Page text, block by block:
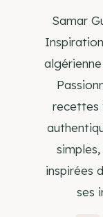
Samar
recettes
inspirées
ses